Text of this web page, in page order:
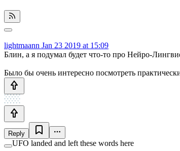
lightmaann Jan 23 2019 at 15:09
Блин, а я подумал будет что-то про Нейро-
Было бы очень интересно посмотреть
Reply
UFO landed and left these words here